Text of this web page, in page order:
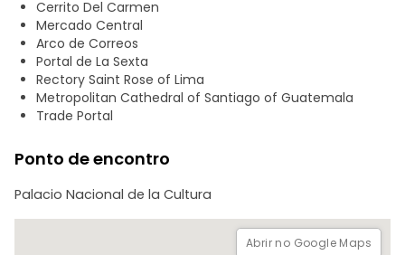
Cerrito Del Carmen
Mercado Central
Arco de Correos
Portal de La Sexta
Rectory Saint Rose of Lima
Metropolitan Cathedral of Santiago of Guatemala
Trade Portal
Ponto de encontro
Palacio Nacional de la Cultura
Abrir no Google Maps